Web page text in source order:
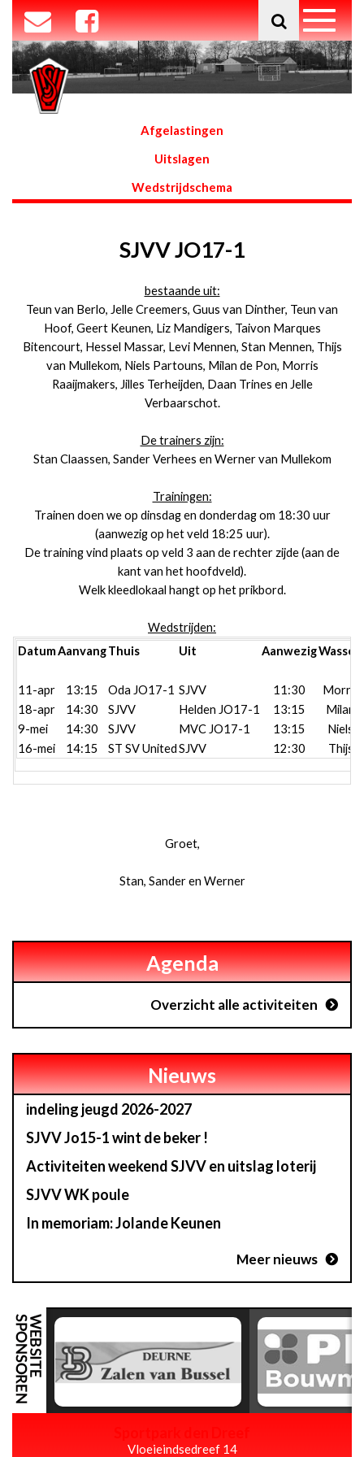
Afgelastingen
Uitslagen
Wedstrijdschema
SJVV JO17-1
bestaande uit:
Teun van Berlo, Jelle Creemers, Guus van Dinther, Teun van
Hoof, Geert Keunen, Liz Mandigers, Taivon Marques
Bitencourt, Hessel Massar, Levi Mennen, Stan Mennen, Thijs
van Mullekom, Niels Partouns, Milan de Pon, Morris
Raaijmakers, Jilles Terheijden, Daan Trines en Jelle
Verbaarschot.
De trainers zijn:
Stan Claassen, Sander Verhees en Werner van Mullekom
Trainingen:
Trainen doen we op dinsdag en donderdag om 18:30 uur
(aanwezig op het veld 18:25 uur).
De training vind plaats op veld 3 aan de rechter zijde (aan de
kant van het hoofdveld).
Welk kleedlokaal hangt op het prikbord.
Wedstrijden:
DatumAanvangThuis Uit AanwezigWassen
11-apr 13:15 Oda JO17-1 SJVV 11:30
Morris
18-apr
14:30 SJVV Helden JO17-1 13:15
Milan
9-mei
14:30 SJVV MVC JO17-1 13:15
Niels
16-mei
14:15 ST SV UnitedSJVV 12:30 Thijs
Groet,
Stan, Sander en Werner
Agenda
Overzicht alle activiteiten
Nieuws
indeling jeugd 2026-2027
SJVV Jo15-1 wint de beker !
Activiteiten weekend SJVV en uitslag loterij
SJVV WK poule
In memoriam: Jolande Keunen
Meer nieuws
Vloeieindsedreef 14